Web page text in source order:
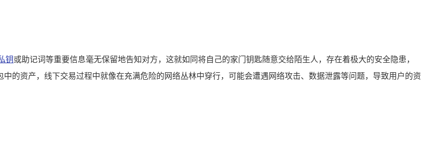
钥或助记词等重要信息毫无保留地告知对方，这就如同将自己的家门钥匙随意交给陌生人，存在着极大的安全隐患，
的资产，线下交易过程中就像在充满危险的网络丛林中穿行，可能会遭遇网络攻击、数据泄露等问题，导致用户的资